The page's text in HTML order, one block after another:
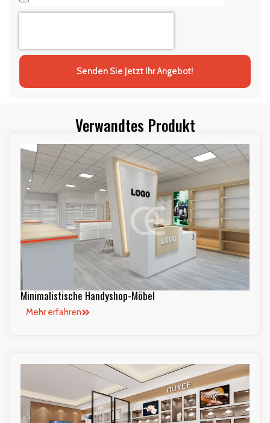
Senden Sie Jetzt Ihr Angebot!
Verwandtes Produkt
Minimalistische Handyshop-Möbel
Mehr erfahren